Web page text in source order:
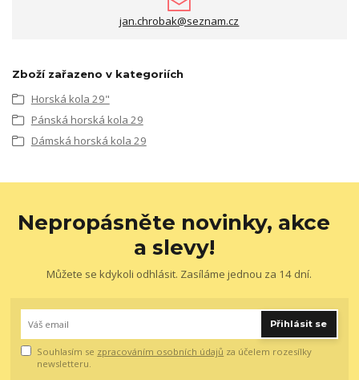
jan.chrobak@seznam.cz
Zboží zařazeno v kategoriích
Horská kola 29"
Pánská horská kola 29
Dámská horská kola 29
Nepropásněte novinky, akce
a slevy!
Můžete se kdykoli odhlásit. Zasíláme jednou za 14 dní.
Přihlásit se
Souhlasím se zpracováním osobních údajů za účelem rozesílky
newsletteru.